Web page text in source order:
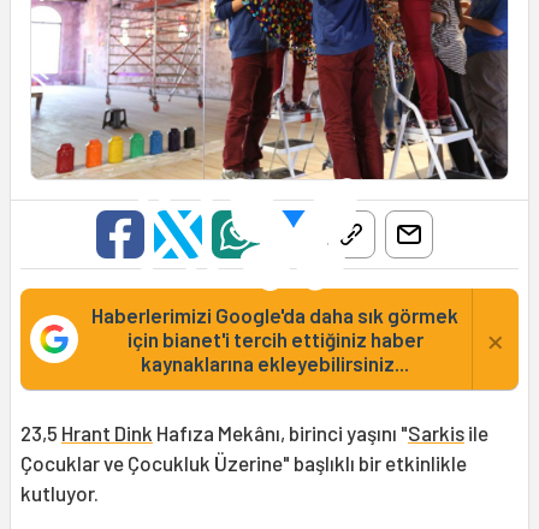
Haberlerimizi Google'da daha sık görmek
için bianet'i tercih ettiğiniz haber
kaynaklarına ekleyebilirsiniz...
×
23,5 Hrant Dink Hafıza Mekânı, birinci yaşını "Sarkis ile
Çocuklar ve Çocukluk Üzerine" başlıklı bir etkinlikle
kutluyor.